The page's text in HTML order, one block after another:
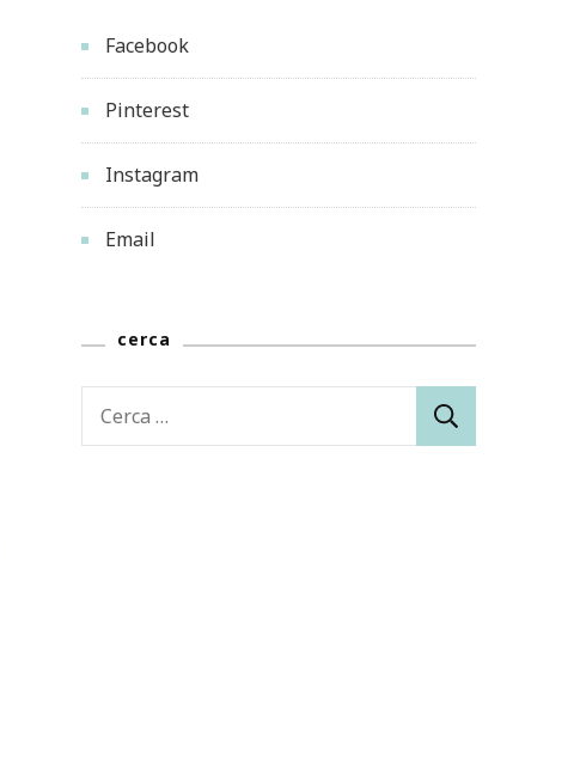
Facebook
Pinterest
Instagram
Email
cerca